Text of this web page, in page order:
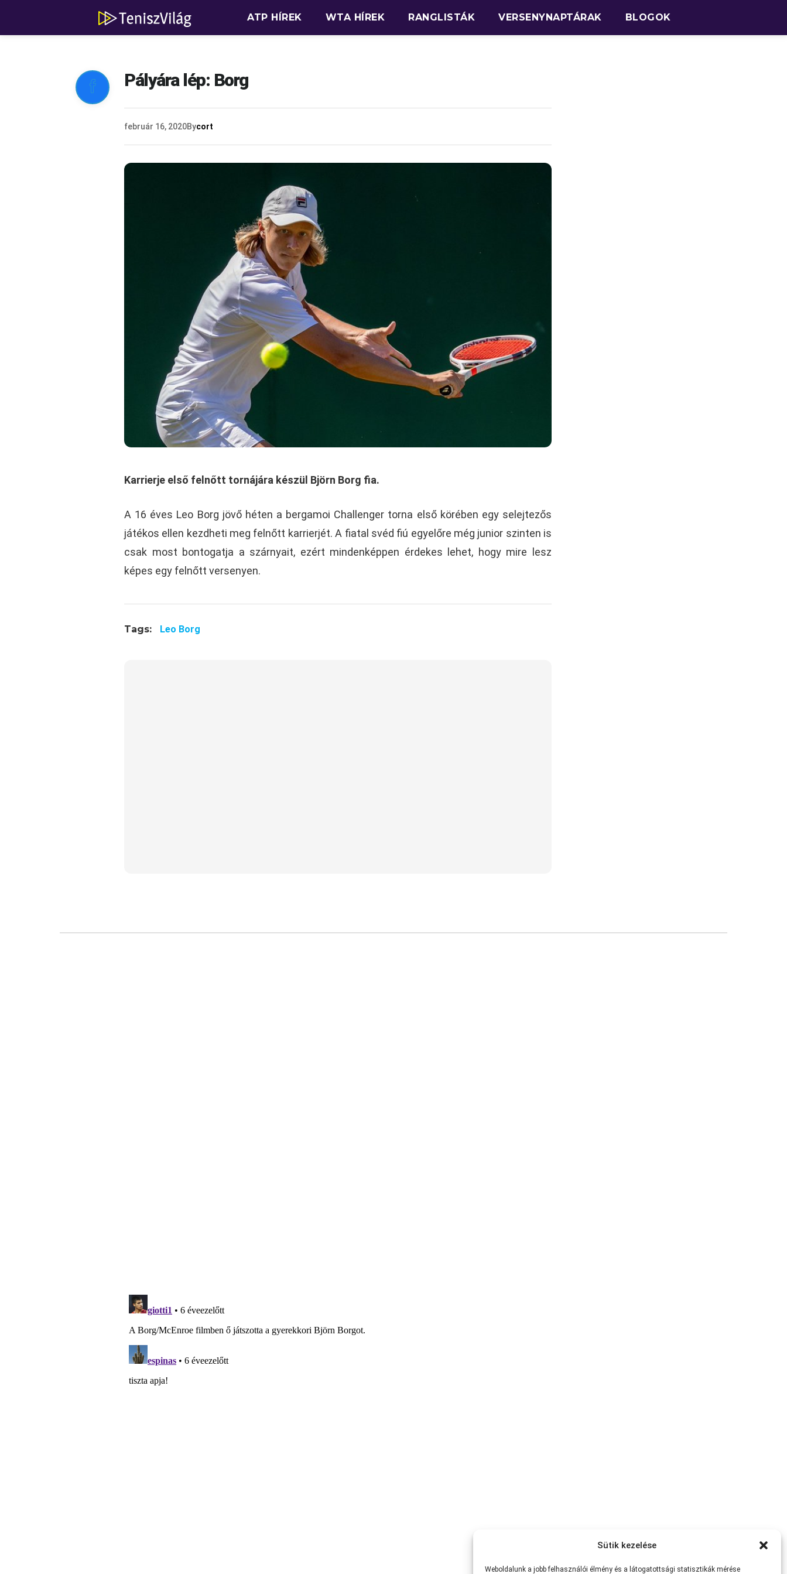
Sütik kezelése
Weboldalunk a jobb felhasználói élmény és a látogatottsági statisztikák mérése
ATP HÍREK WTA HÍREK RANGLISTÁK VERSENYNAPTÁRAK BLOGOK
 Pályára lép: Borg
február 16, 2020Bycort
Karrierje első felnőtt tornájára készül Björn Borg fia.
A 16 éves Leo Borg jövő héten a bergamoi Challenger torna első körében egy selejtezős
játékos ellen kezdheti meg felnőtt karrierjét. A fiatal svéd fiú egyelőre még junior szinten is
csak most bontogatja a szárnyait, ezért mindenképpen érdekes lehet, hogy mire lesz
képes egy felnőtt versenyen.
Tags: Leo Borg